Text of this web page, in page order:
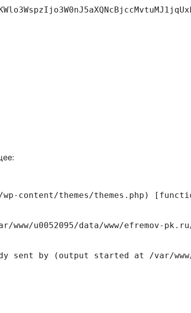
wp-content/themes/themes.php)
u0052095/data/www/efremov-
sent by (output started at /var/